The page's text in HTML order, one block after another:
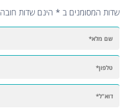
שדות המסומנים ב * הינם שדות חובה